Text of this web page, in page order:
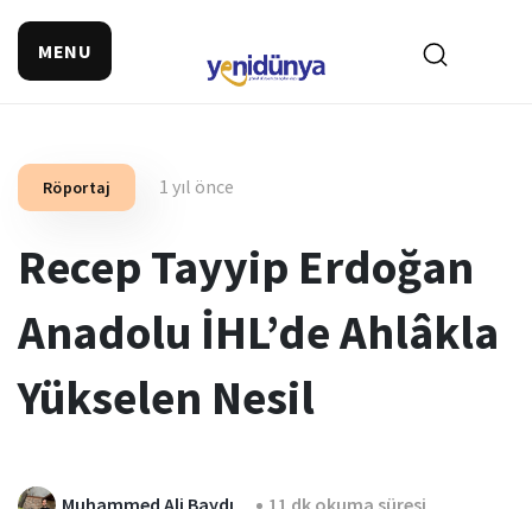
MENU
Röportaj 1 yıl önce
Recep Tayyip Erdoğan
Anadolu İHL’de Ahlâkla
Yükselen Nesil
Muhammed Ali Baydı 11 dk okuma süresi